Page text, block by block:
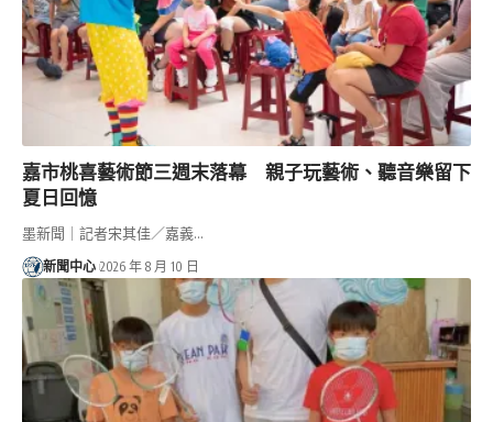
嘉市桃喜藝術節三週末落幕 親子玩藝術、聽音樂留下
夏日回憶
墨新聞｜記者宋其佳／嘉義…
新聞中心 2026 年 8 月 10 日